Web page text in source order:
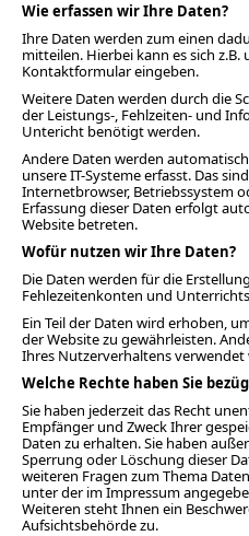
Wie erfassen wir Ihre Daten?
Ihre Daten werden zum einen
mitteilen. Hierbei kann es sich z.B.
Kontaktformular eingeben.
Weitere Daten werden durch die
der Leistungs-, Fehlzeiten- und
Untericht benötigt werden.
Andere Daten werden
unsere IT-Systeme erfasst. Das
Internetbrowser, Betriebssystem
Erfassung dieser Daten erfolgt
Website betreten.
Wofür nutzen wir Ihre Daten?
Die Daten werden für die
Fehlezeitenkonten und
Ein Teil der Daten wird erhoben,
der Website zu gewährleisten.
Ihres Nutzerverhaltens verwendet
Welche Rechte haben Sie
Sie haben jederzeit das Recht
Empfänger und Zweck Ihrer
Daten zu erhalten. Sie haben
Sperrung oder Löschung dieser
weiteren Fragen zum Thema
unter der im Impressum
Weiteren steht Ihnen ein
Aufsichtsbehörde zu.